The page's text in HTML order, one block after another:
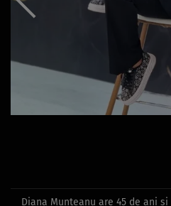
Diana Munteanu are 45 de ani